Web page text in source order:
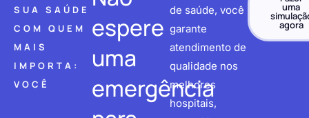
SUA SAÚDE
COM QUEM
MAIS
IMPORTA:
VOCÊ
espere
uma
emergência
de saúde, você
garante
atendimento de
qualidade nos
melhores
hospitais,
uma
agora